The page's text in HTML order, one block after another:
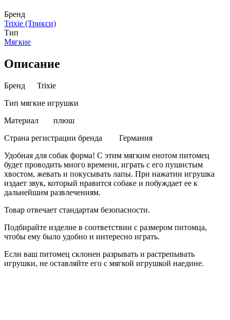
Бренд
Trixie (Трикси)
Тип
Мягкие
Описание
Бренд
Trixie
Тип мягкие игрушки
Материал
плюш
Страна регистрации бренда
Германия
Удобная для собак форма! С этим мягким енотом питомец
будет проводить много времени, играть с его пушистым
хвостом, жевать и покусывать лапы. При нажатии игрушка
издает звук, который нравится собаке и побуждает ее к
дальнейшим развлечениям.
Товар отвечает стандартам безопасности.
Подбирайте изделие в соответствии с размером питомца,
чтобы ему было удобно и интересно играть.
Если ваш питомец склонен разрывать и растрепывать
игрушки, не оставляйте его с мягкой игрушкой наедине.